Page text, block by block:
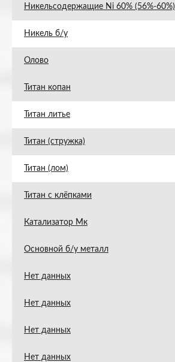
Никельсодержащие Ni 60% (56%-60%)
Никель б/у
Олово
Титан копан
Титан литье
Титан (стружка)
Титан (лом)
Титан с клёпками
Катализатор Мк
Основной б/у металл
Нет данных
Нет данных
Нет данных
Нет данных